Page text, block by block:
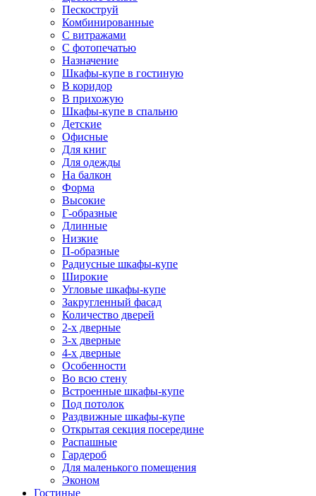
Пескоструй
Комбинированные
С витражами
С фотопечатью
Назначение
Шкафы-купе в гостиную
В коридор
В прихожую
Шкафы-купе в спальню
Детские
Офисные
Для книг
Для одежды
На балкон
Форма
Высокие
Г-образные
Длинные
Низкие
П-образные
Радиусные шкафы-купе
Широкие
Угловые шкафы-купе
Закругленный фасад
Количество дверей
2-х дверные
3-х дверные
4-х дверные
Особенности
Во всю стену
Встроенные шкафы-купе
Под потолок
Раздвижные шкафы-купе
Открытая секция посередине
Распашные
Гардероб
Для маленького помещения
Эконом
Гостиные